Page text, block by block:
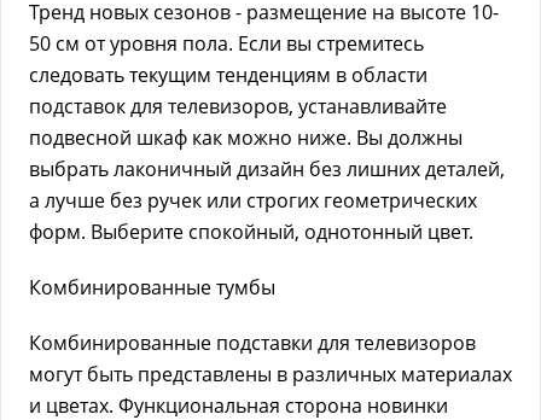
Тренд новых сезонов - размещение на высоте 10-
50 см от уровня пола. Если вы стремитесь
следовать текущим тенденциям в области
подставок для телевизоров, устанавливайте
подвесной шкаф как можно ниже. Вы должны
выбрать лаконичный дизайн без лишних деталей,
а лучше без ручек или строгих геометрических
форм. Выберите спокойный, однотонный цвет.
Комбинированные тумбы
Комбинированные подставки для телевизоров
могут быть представлены в различных материалах
и цветах. Функциональная сторона новинки